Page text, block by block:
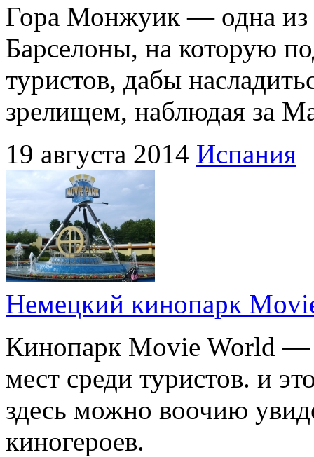
Гора Монжуик — одна из
Барселоны, на которую
туристов, дабы
зрелищем, наблюдая за
19 августа 2014 Испания
Немецкий кинопарк
Кинопарк Movie World —
мест среди туристов. и
здесь можно воочию
киногероев.